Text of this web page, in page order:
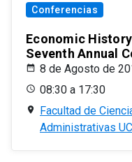
Conferencias
Economic
Seventh Annual
8 de Agosto de
08:30 a 17:30
Facultad de
Administrativas UC